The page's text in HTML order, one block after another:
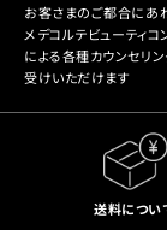
お客さまのご都合にあ
メデコルテビューティコ
による各種カウンセリ
受けいただけます
送料につい